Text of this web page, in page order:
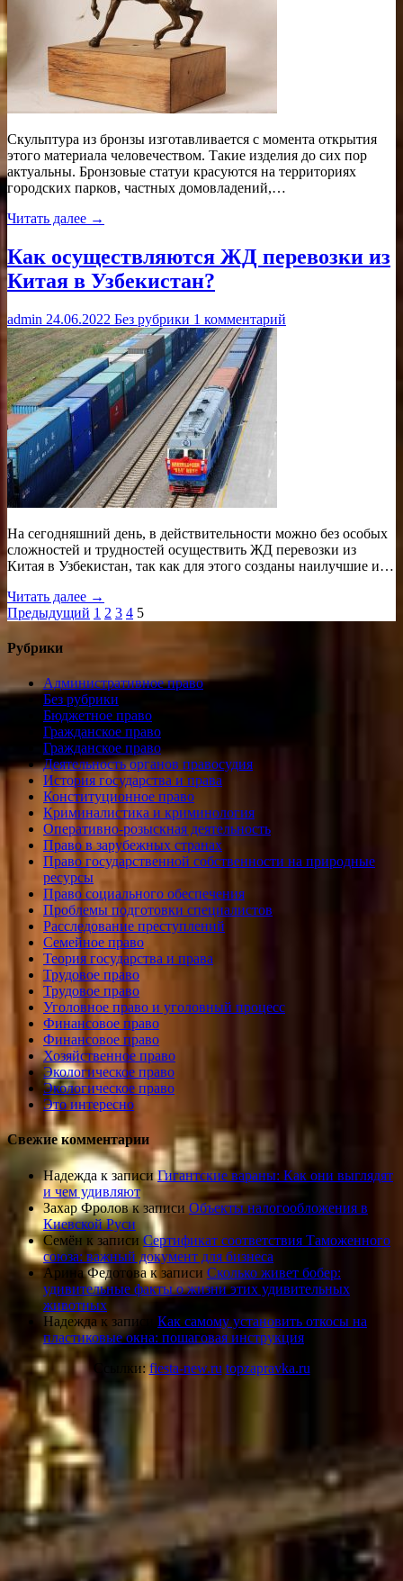
Скульптура из бронзы изготавливается с момента открытия
этого материала человечеством. Такие изделия до сих пор
актуальны. Бронзовые статуи красуются на территориях
городских парков, частных домовладений,…
Читать далее →
Как осуществляются ЖД перевозки из
Китая в Узбекистан?
admin 24.06.2022 Без рубрики 1 комментарий
На сегодняшний день, в действительности можно без особых
сложностей и трудностей осуществить ЖД перевозки из
Китая в Узбекистан, так как для этого созданы наилучшие и…
Читать далее →
Пагинация
записей
Предыдущий 1 2 3 4 5
Рубрики
Административное право
Без рубрики
Бюджетное право
Гражданское право
Гражданское право
Деятельность органов правосудия
История государства и права
Конституционное право
Криминалистика и криминология
Оперативно-розыскная деятельность
Право в зарубежных странах
Право государственной собственности на природные
ресурсы
Право социального обеспечения
Проблемы подготовки специалистов
Расследование преступлений
Семейное право
Теория государства и права
Трудовое право
Трудовое право
Уголовное право и уголовный процесс
Финансовое право
Финансовое право
Хозяйственное право
Экологическое право
Экологическое право
Это интересно
Свежие комментарии
Надежда к записиГигантские вараны: Как они выглядят
и чем удивляют
Захар Фроловк записи Объекты налогообложения в
Киевской Руси
Семён к записиСертификат соответствия Таможенного
союза: важный документ для бизнеса
Арина Федотова к записи Сколько живет бобер:
удивительные факты о жизни этих удивительных
животных
Надежда к записи Как самому установить откосы на
пластиковые окна: пошаговая инструкция
Ссылки:fiesta-new.ru topzapravka.ru